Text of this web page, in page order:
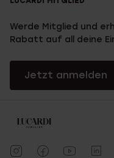
Werde Mitglied und
Rabatt auf all deine
Jetzt anmelden